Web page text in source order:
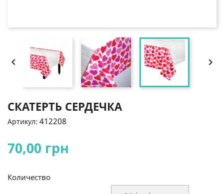
 
СКАТЕРТЬ СЕРДЕЧКА
Артикул: 412208
70,00 грн
Количество